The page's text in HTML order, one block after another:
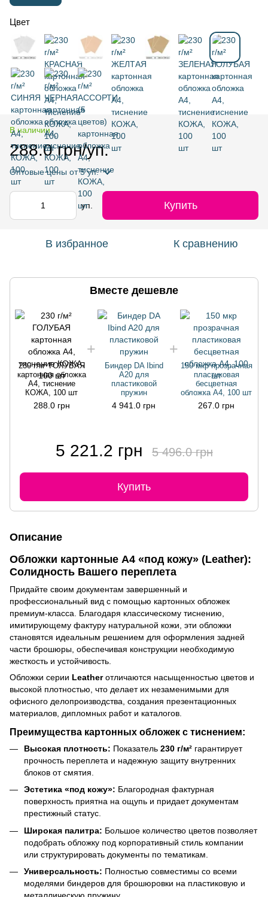
Цвет
В наличии
288.0 грн/уп.
Оптовые цены от 5 уп.
уп. Купить
В избранное К сравнению
Вместе дешевле
230 г/м² ГОЛУБАЯ
картонная обложка
А4, тиснение
КОЖА, 100 шт
288.0 грн
Биндер DA Ibind
A20 для
пластиковой
пружин
4 941.0 грн
150 мкр прозрачная
пластиковая
бесцветная
обложка А4, 100 шт
267.0 грн
5 221.2 грн 5 496.0 грн
Купить
Описание
Обложки картонные А4 «под кожу» (Leather):
Солидность Вашего переплета
Придайте своим документам завершенный и
профессиональный вид с помощью картонных обложек
премиум-класса. Благодаря классическому тиснению,
имитирующему фактуру натуральной кожи, эти обложки
становятся идеальным решением для оформления задней
части брошюры, обеспечивая конструкции необходимую
жесткость и устойчивость.
Обложки серии Leatherотличаются насыщенностью цветов и
высокой плотностью, что делает их незаменимыми для
офисного делопроизводства, создания презентационных
материалов, дипломных работ и каталогов.
Преимущества картонных обложек с тиснением:
Высокая плотность: Показатель 230 г/м² гарантирует
прочность переплета и надежную защиту внутренних
блоков от смятия.
Эстетика «под кожу»: Благородная фактурная
поверхность приятна на ощупь и придает документам
престижный статус.
Широкая палитра: Большое количество цветов позволяет
подобрать обложку под корпоративный стиль компании
или структурировать документы по тематикам.
Универсальность: Полностью совместимы со всеми
моделями биндеров для брошюровки на пластиковую и